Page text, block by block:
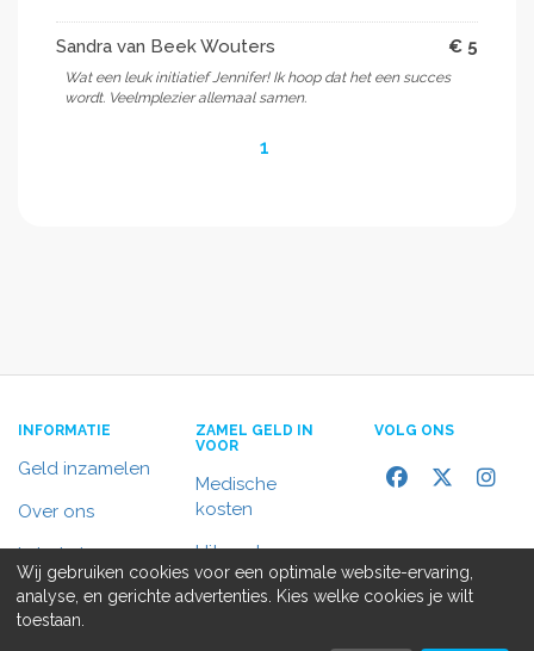
Sandra van Beek Wouters € 5
Wat een leuk initiatief Jennifer! Ik hoop dat het een succes
wordt. Veelmplezier allemaal samen.
1
INFORMATIE
Geld inzamelen
Over ons
In het nieuws
Contact
ZAMEL GELD IN
VOOR
Medische
kosten
Uitvaart
Rolstoelbus
VOLG ONS
Wij gebruiken cookies voor een optimale website-ervaring,
analyse, en gerichte advertenties. Kies welke cookies je wilt
toestaan.